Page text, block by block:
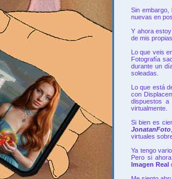
Sin embargo,
nuevas en
Y ahora
de mis
Lo que veis
Fotografía
durante un
soleadas.
Lo que está
con
dispuestos a
virtualmente.
Si bien es
JonatanFoto
virtuales
Ya tengo
Pero si
Imagen Real